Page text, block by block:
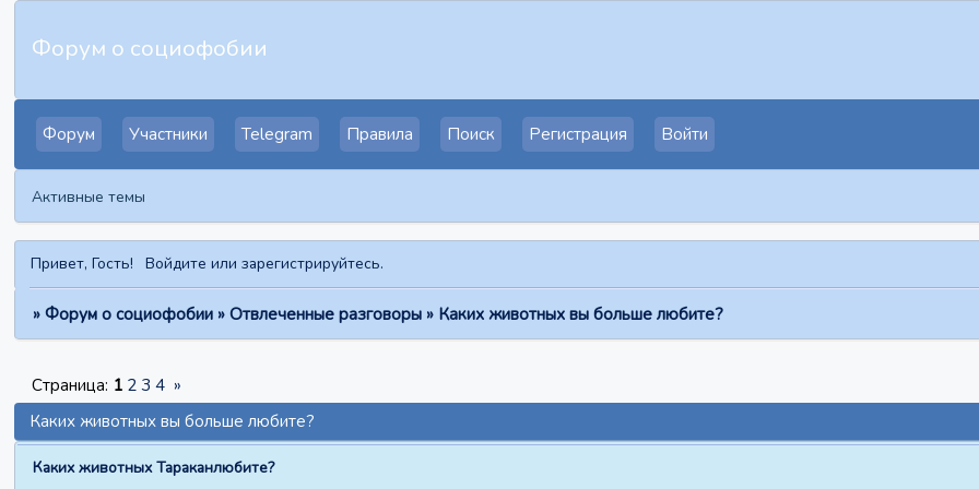
Форум о социофобии
Форум Участники Telegram Правила Поиск Регистрация Войти
Активные темы
Привет, Гость! Войдите илизарегистрируйтесь.
» Форум о социофобии » Отвлеченные разговоры » Каких животных вы больше любите?
Каких животных вы больше любите?
Страница: 1 2 3 4 »
Каких животных Тараканлюбите?